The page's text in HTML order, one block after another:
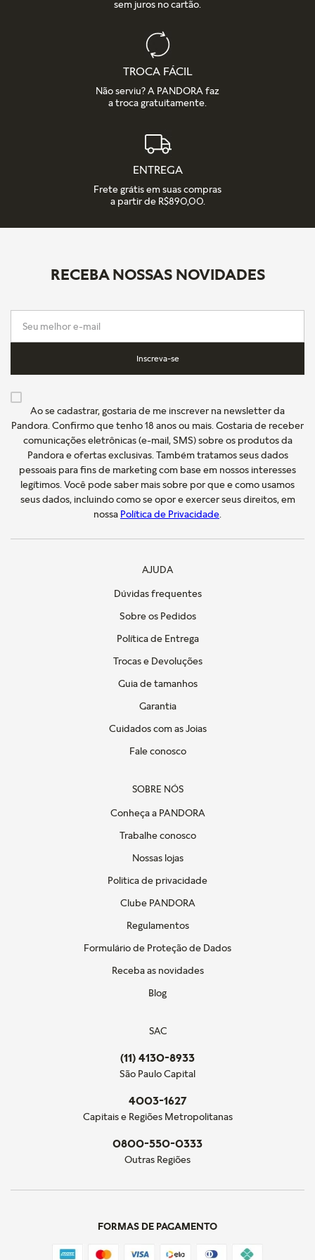
sem juros no cartão.
TROCA FÁCIL
Não serviu? A PANDORA faz
a troca gratuitamente.
ENTREGA
Frete grátis em suas compras
a partir de R$890,00.
RECEBA NOSSAS NOVIDADES
Inscreva-se
Ao se cadastrar, gostaria de me inscrever na newsletter da
Pandora. Confirmo que tenho 18 anos ou mais. Gostaria de receber
comunicações eletrônicas (e-mail, SMS) sobre os produtos da
Pandora e ofertas exclusivas. Também tratamos seus dados
pessoais para fins de marketing com base em nossos interesses
legítimos. Você pode saber mais sobre por que e como usamos
seus dados, incluindo como se opor e exercer seus direitos, em
nossa Política de Privacidade
AJUDA
Dúvidas frequentes
Sobre os Pedidos
Política de Entrega
Trocas e Devoluções
Guia de tamanhos
Garantia
Cuidados com as Joias
Fale conosco
SOBRE NÓS
Conheça a PANDORA
Trabalhe conosco
Nossas lojas
Politica de privacidade
Clube PANDORA
Regulamentos
Formulário de Proteção de Dados
Receba as novidades
Blog
SAC
(11) 4130-8933
São Paulo Capital
4003-1627
Capitais e Regiões Metropolitanas
0800-550-0333
Outras Regiões
FORMAS DE PAGAMENTO